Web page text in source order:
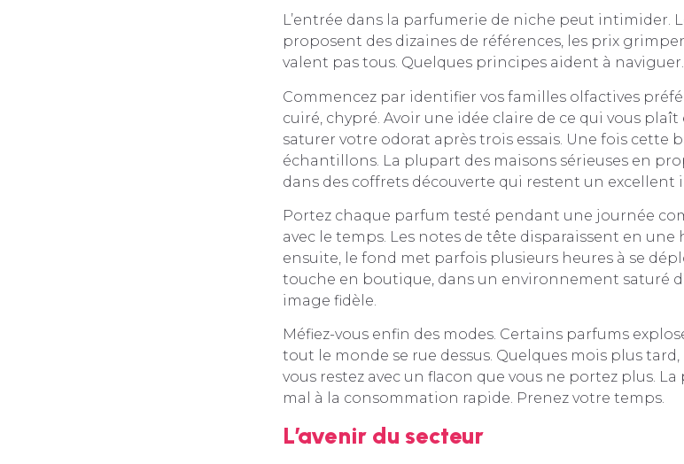
L’entrée dans la parfumerie de niche peut intimider.
proposent des dizaines de références, les prix
valent pas tous. Quelques principes aident à naviguer.
Commencez par identifier vos familles olfactives
cuiré, chypré. Avoir une idée claire de ce qui vous
saturer votre odorat après trois essais. Une fois cette
échantillons. La plupart des maisons sérieuses en
dans des coffrets découverte qui restent un excellent
Portez chaque parfum testé pendant une journée
avec le temps. Les notes de tête disparaissent en une
ensuite, le fond met parfois plusieurs heures à se
touche en boutique, dans un environnement saturé
image fidèle.
Méfiez-vous enfin des modes. Certains parfums
tout le monde se rue dessus. Quelques mois plus
vous restez avec un flacon que vous ne portez plus.
mal à la consommation rapide. Prenez votre temps.
L’avenir du secteur